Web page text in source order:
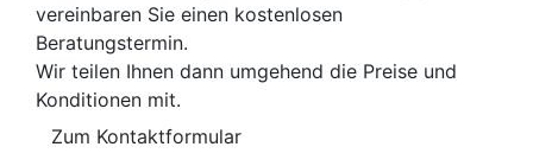
vereinbaren Sie einen kostenlosen
Beratungstermin.
Wir teilen Ihnen dann umgehend die Preise und
Konditionen mit.
Zum Kontaktformular